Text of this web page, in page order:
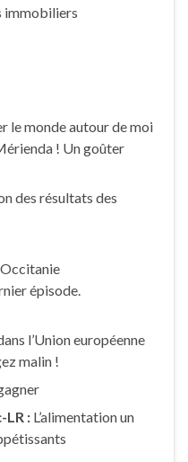
immobiliers
le monde autour de moi
! Un goûter
des résultats des
épisode.
l’Union européenne
malin !
LR : L’alimentation un